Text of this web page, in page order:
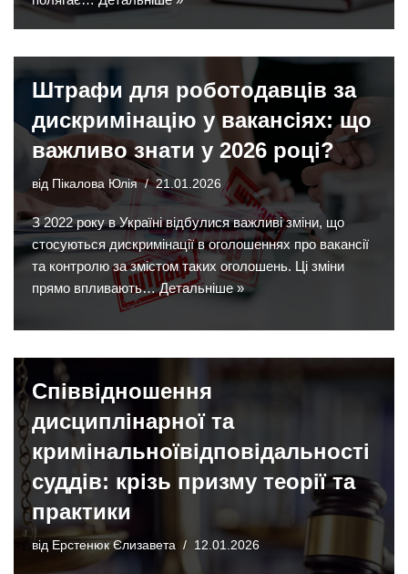
Штрафи для роботодавців за
дискримінацію у вакансіях: що
важливо знати у 2026 році?
від Пікалова Юлія 21.01.2026
З 2022 року в Україні відбулися важливі зміни, що
стосуються дискримінації в оголошеннях про вакансії
та контролю за змістом таких оголошень. Ці зміни
прямо впливають…Детальніше »
Співвідношення
дисциплінарної та
кримінальноївідповідальності
суддів: крізь призму теорії та
практики
від Ерстенюк Єлизавета 12.01.2026